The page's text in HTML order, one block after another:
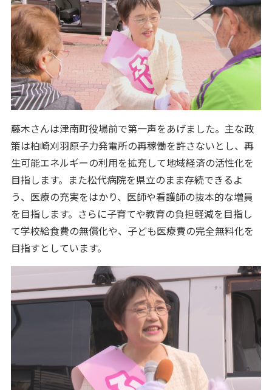
藤木さんは津南町役場前で第一声をあげました。主な政
策は柏崎刈羽原子力発電所の再稼働を許さないとし、再
生可能エネルギーの利用を拡充して地域経済の活性化を
目指します。また松代病院を県立のまま存続できるよ
う、医療の充実をはかり、医師や看護師の抜本的な増員
を目指します。さらに子育てや教育の負担軽減を目指し
て学校給食費の無償化や、子ども医療費の完全無料化を
目指すとしています。